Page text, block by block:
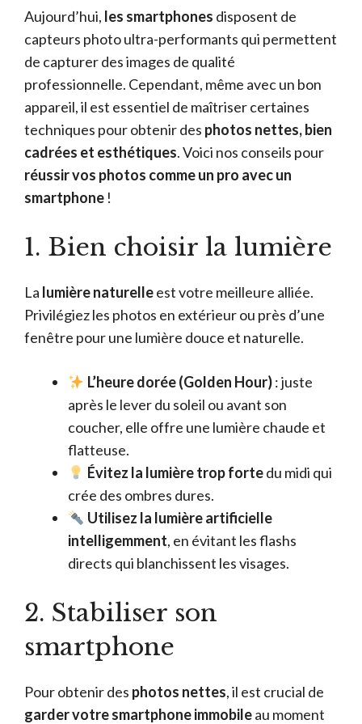
Aujourd’hui, les smartphones disposent de
capteurs photo ultra-performants qui permettent
de capturer des images de qualité
professionnelle. Cependant, même avec un bon
appareil, il est essentiel de maîtriser certaines
techniques pour obtenir des photos nettes, bien
cadrées et esthétiques. Voici nos conseils pour
réussir vos photos comme un pro avec un
smartphone !
1. Bien choisir la lumière
La lumière naturelleest votre meilleure alliée.
Privilégiez les photos en extérieur ou près d’une
fenêtre pour une lumière douce et naturelle.
L’heure dorée (Golden Hour): juste
après le lever du soleil ou avant son
coucher, elle offre une lumière chaude et
flatteuse.
Évitez la lumière trop fortedu midi qui
crée des ombres dures.
Utilisez la lumière artificielle
intelligemment, en évitant les flashs
directs qui blanchissent les visages.
2. Stabiliser son
smartphone
Pour obtenir des photos nettes, il est crucial de
garder votre smartphone immobileau moment